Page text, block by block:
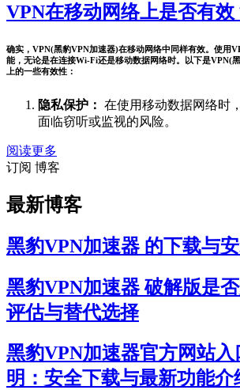
VPN在移动网络上是否有效
确实，VPN(黑豹VPN加速器)在移动网络中同样有效。使用
能，无论是在连接Wi-Fi还是移动数据网络时。以下是VPN(
上的一些有效性：
隐私保护： 在使用移动数据网络时
面临窃听或监视的风险。
阅读更多
订阅 博客
最新博客
黑豹VPN加速器 的下载与
黑豹VPN加速器 破解版是
评估与替代选择
黑豹VPN加速器官方网站
明：安全下载与最新功能介